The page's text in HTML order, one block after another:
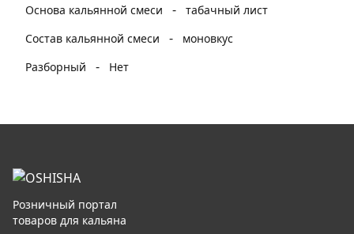
Основа кальянной смеси
- табачный лист
Состав кальянной смеси
-
моновкус
Разборный
- Нет
Розничный портал
товаров для кальяна